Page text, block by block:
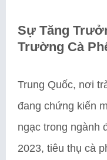
Sự Tăng
Trường Cà
Trung Quốc, nơi
đang chứng kiến
ngạc trong ngành
2023, tiêu thụ cà